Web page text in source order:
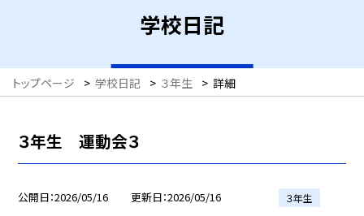
学校日記
トップページ > 学校日記 > ３年生 > 詳細
３年生 運動会３
公開日 2026/05/16 更新日 2026/05/16 ３年生